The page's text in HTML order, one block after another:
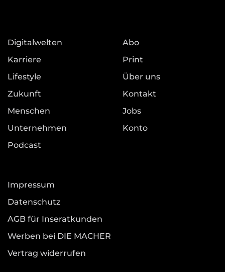
Digitalwelten
Karriere
Lifestyle
Zukunft
Menschen
Unternehmen
Podcast
Abo
Print
Über uns
Kontakt
Jobs
Konto
Impressum
Datenschutz
AGB für Inseratkunden
Werben bei DIE MACHER
Vertrag widerrufen